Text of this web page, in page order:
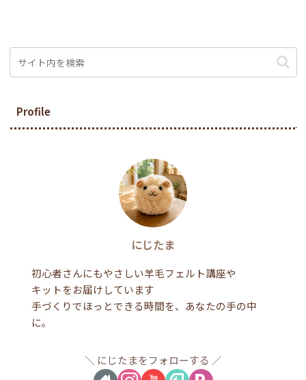
Profile
にじたま
初心者さんにもやさしい羊毛フェルト講座や
キットをお届けしています
手づくりでほっとできる時間を、あなたの手の中
に。
にじたまをフォローする